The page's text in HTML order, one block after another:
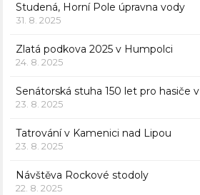
Studená, Horní Pole úpravna vody
31. 8. 2025
Zlatá podkova 2025 v Humpolci
24. 8. 2025
Senátorská stuha 150 let pro hasiče
23. 8. 2025
Tatrování v Kamenici nad Lipou
23. 8. 2025
Návštěva Rockové stodoly
22. 8. 2025